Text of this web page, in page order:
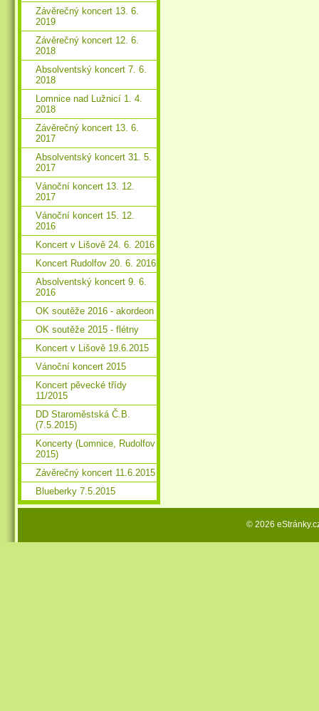
Závěrečný koncert 13. 6.
2019
Závěrečný koncert 12. 6.
2018
Absolventský koncert 7. 6.
2018
Lomnice nad Lužnicí 1. 4.
2018
Závěrečný koncert 13. 6.
2017
Absolventský koncert 31. 5.
2017
Vánoční koncert 13. 12.
2017
Vánoční koncert 15. 12.
2016
Koncert v Lišově 24. 6. 2016
Koncert Rudolfov 20. 6. 2016
Absolventský koncert 9. 6.
2016
OK soutěže 2016 - akordeon
OK soutěže 2015 - flétny
Koncert v Lišově 19.6.2015
Vánoční koncert 2015
Koncert pěvecké třídy
11/2015
DD Staroměstská Č.B.
(7.5.2015)
Koncerty (Lomnice, Rudolfov
2015)
Závěrečný koncert 11.6.2015
Blueberky 7.5.2015
© 2026